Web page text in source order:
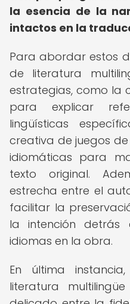
la esencia de la
intactos en la
Para abordar estos
de literatura
estrategias, como la
para explicar
lingüísticas
creativa de juegos
idiomáticas para
texto original.
estrecha entre el
facilitar la
la intención detrás
idiomas en la obra.
En última
literatura